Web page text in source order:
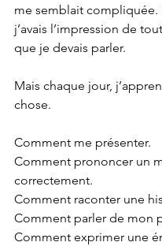
me semblait compliquée.
j’avais l’impression de
que je devais parler.
Mais chaque jour,
chose.
Comment me présenter.
Comment prononcer un
correctement.
Comment raconter une
Comment parler de mon
Comment exprimer une